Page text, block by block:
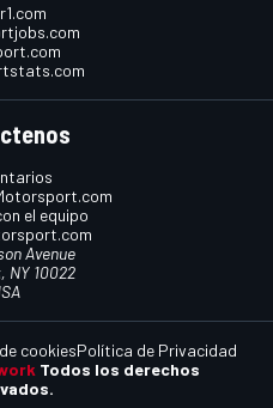
el equipo
Avenue
NY 10022
Todos los derechos
cookiesPolítica de Privacidad